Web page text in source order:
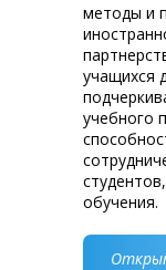
методы и
учащихся
учебного
обучения.